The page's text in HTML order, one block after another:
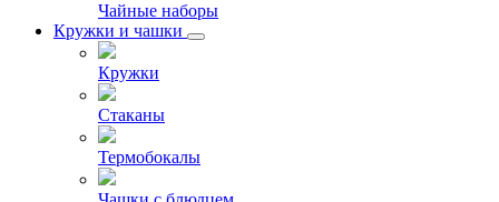
Чайные наборы
Кружки и чашки
Кружки
Стаканы
Термобокалы